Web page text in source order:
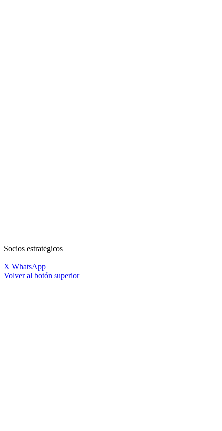
Socios estratégicos
X WhatsApp
Volver al botón superior